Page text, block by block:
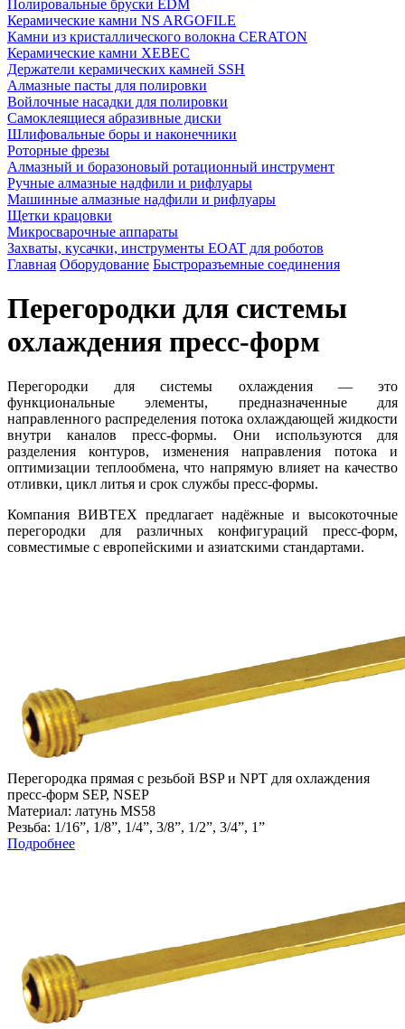
Полировальные бруски EDM
Керамические камни NS ARGOFILE
Камни из кристаллического волокна CERATON
Керамические камни XEBEC
Держатели керамических камней SSH
Алмазные пасты для полировки
Войлочные насадки для полировки
Самоклеящиеся абразивные диски
Шлифовальные боры и наконечники
Роторные фрезы
Алмазный и боразоновый ротационный инструмент
Ручные алмазные надфили и рифлуары
Машинные алмазные надфили и рифлуары
Щетки крацовки
Микросварочные аппараты
Захваты, кусачки, инструменты EOAT для роботов
Главная Оборудование Быстроразъемные соединения
Перегородки для системы
охлаждения пресс-форм
Перегородки для системы охлаждения — это
функциональные элементы, предназначенные для
направленного распределения потока охлаждающей жидкости
внутри каналов пресс-формы. Они используются для
разделения контуров, изменения направления потока и
оптимизации теплообмена, что напрямую влияет на качество
отливки, цикл литья и срок службы пресс-формы.
Компания ВИВТЕХ предлагает надёжные и высокоточные
перегородки для различных конфигураций пресс-форм,
совместимые с европейскими и азиатскими стандартами.
Перегородка прямая с резьбой BSP и NPT для охлаждения
пресс-форм SEP, NSEP
Материал: латунь MS58
Резьба: 1/16”, 1/8”, 1/4”, 3/8”, 1/2”, 3/4”, 1”
Подробнее